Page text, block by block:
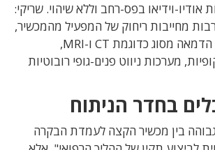
וידיאו בפס-רחב וללא שיהוי. שריקי:
מחייבות ריחוק של המפעיל מהמכשיר,
כמו למשל מערכות הדמאה מסוג כדוגמת CT ו-MRI,
מערכות ניווט פנים-גופי רובוטיות
בחדר הניתוח
בין מכשיר הקצה לעמדת הבקרה